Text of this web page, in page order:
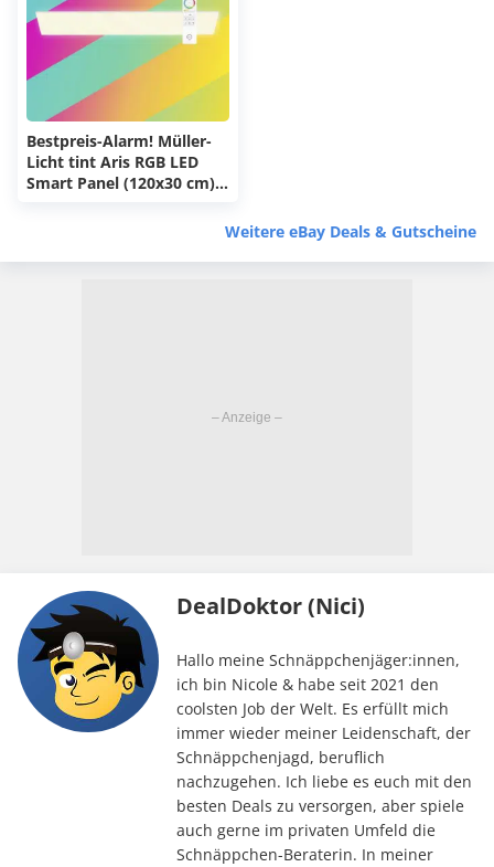
Bestpreis-Alarm! Müller-
Licht tint Aris RGB LED
Smart Panel (120x30 cm)
Weitere eBay Deals & Gutscheine
DealDoktor (Nici)
Hallo meine Schnäppchenjäger:innen,
ich bin Nicole & habe seit 2021 den
coolsten Job der Welt. Es erfüllt mich
immer wieder meiner Leidenschaft, der
Schnäppchenjagd, beruflich
nachzugehen. Ich liebe es euch mit den
besten Deals zu versorgen, aber spiele
auch gerne im privaten Umfeld die
Schnäppchen-Beraterin. In meiner